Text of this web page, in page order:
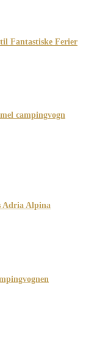
Fantastiske Ferier
campingvogn
Adria Alpina